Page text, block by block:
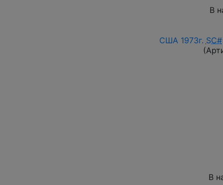
В
США 1973г. SC#
В